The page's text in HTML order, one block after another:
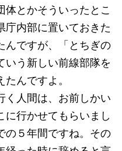
とかそういったとこ
庁内部に置いておきた
んですが、「とちぎの
いう新しい前線部隊を
んですよ。
人間は、お前しかい
に行かせてもらいまし
の５年間ですね。その